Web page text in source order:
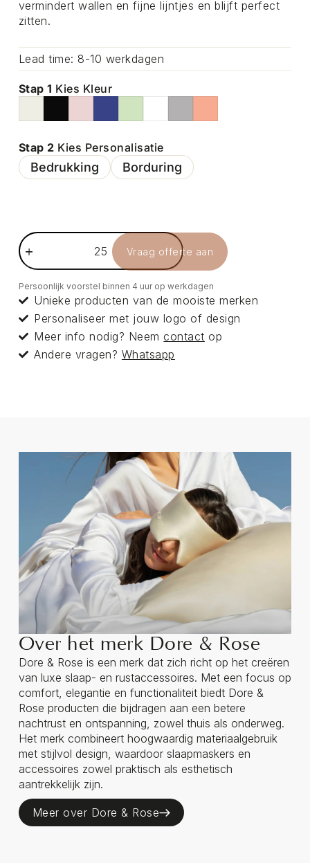
vermindert wallen en fijne lijntjes en blijft perfect
zitten.
Lead time: 8-10 werkdagen
Stap 1 Kies Kleur
Stap 2 Kies Personalisatie
Bedrukking Borduring
Vraag offerte aan
Persoonlijk voorstel binnen 4 uur op werkdagen
Unieke producten van de mooiste merken
Personaliseer met jouw logo of design
Meer info nodig? Neemcontact op
Andere vragen? Whatsapp
Over het merk Dore & Rose
Dore & Rose is een merk dat zich richt op het creëren
van luxe slaap- en rustaccessoires. Met een focus op
comfort, elegantie en functionaliteit biedt Dore &
Rose producten die bijdragen aan een betere
nachtrust en ontspanning, zowel thuis als onderweg.
Het merk combineert hoogwaardig materiaalgebruik
met stijlvol design, waardoor slaapmaskers en
accessoires zowel praktisch als esthetisch
aantrekkelijk zijn.
Meer over Dore & Rose